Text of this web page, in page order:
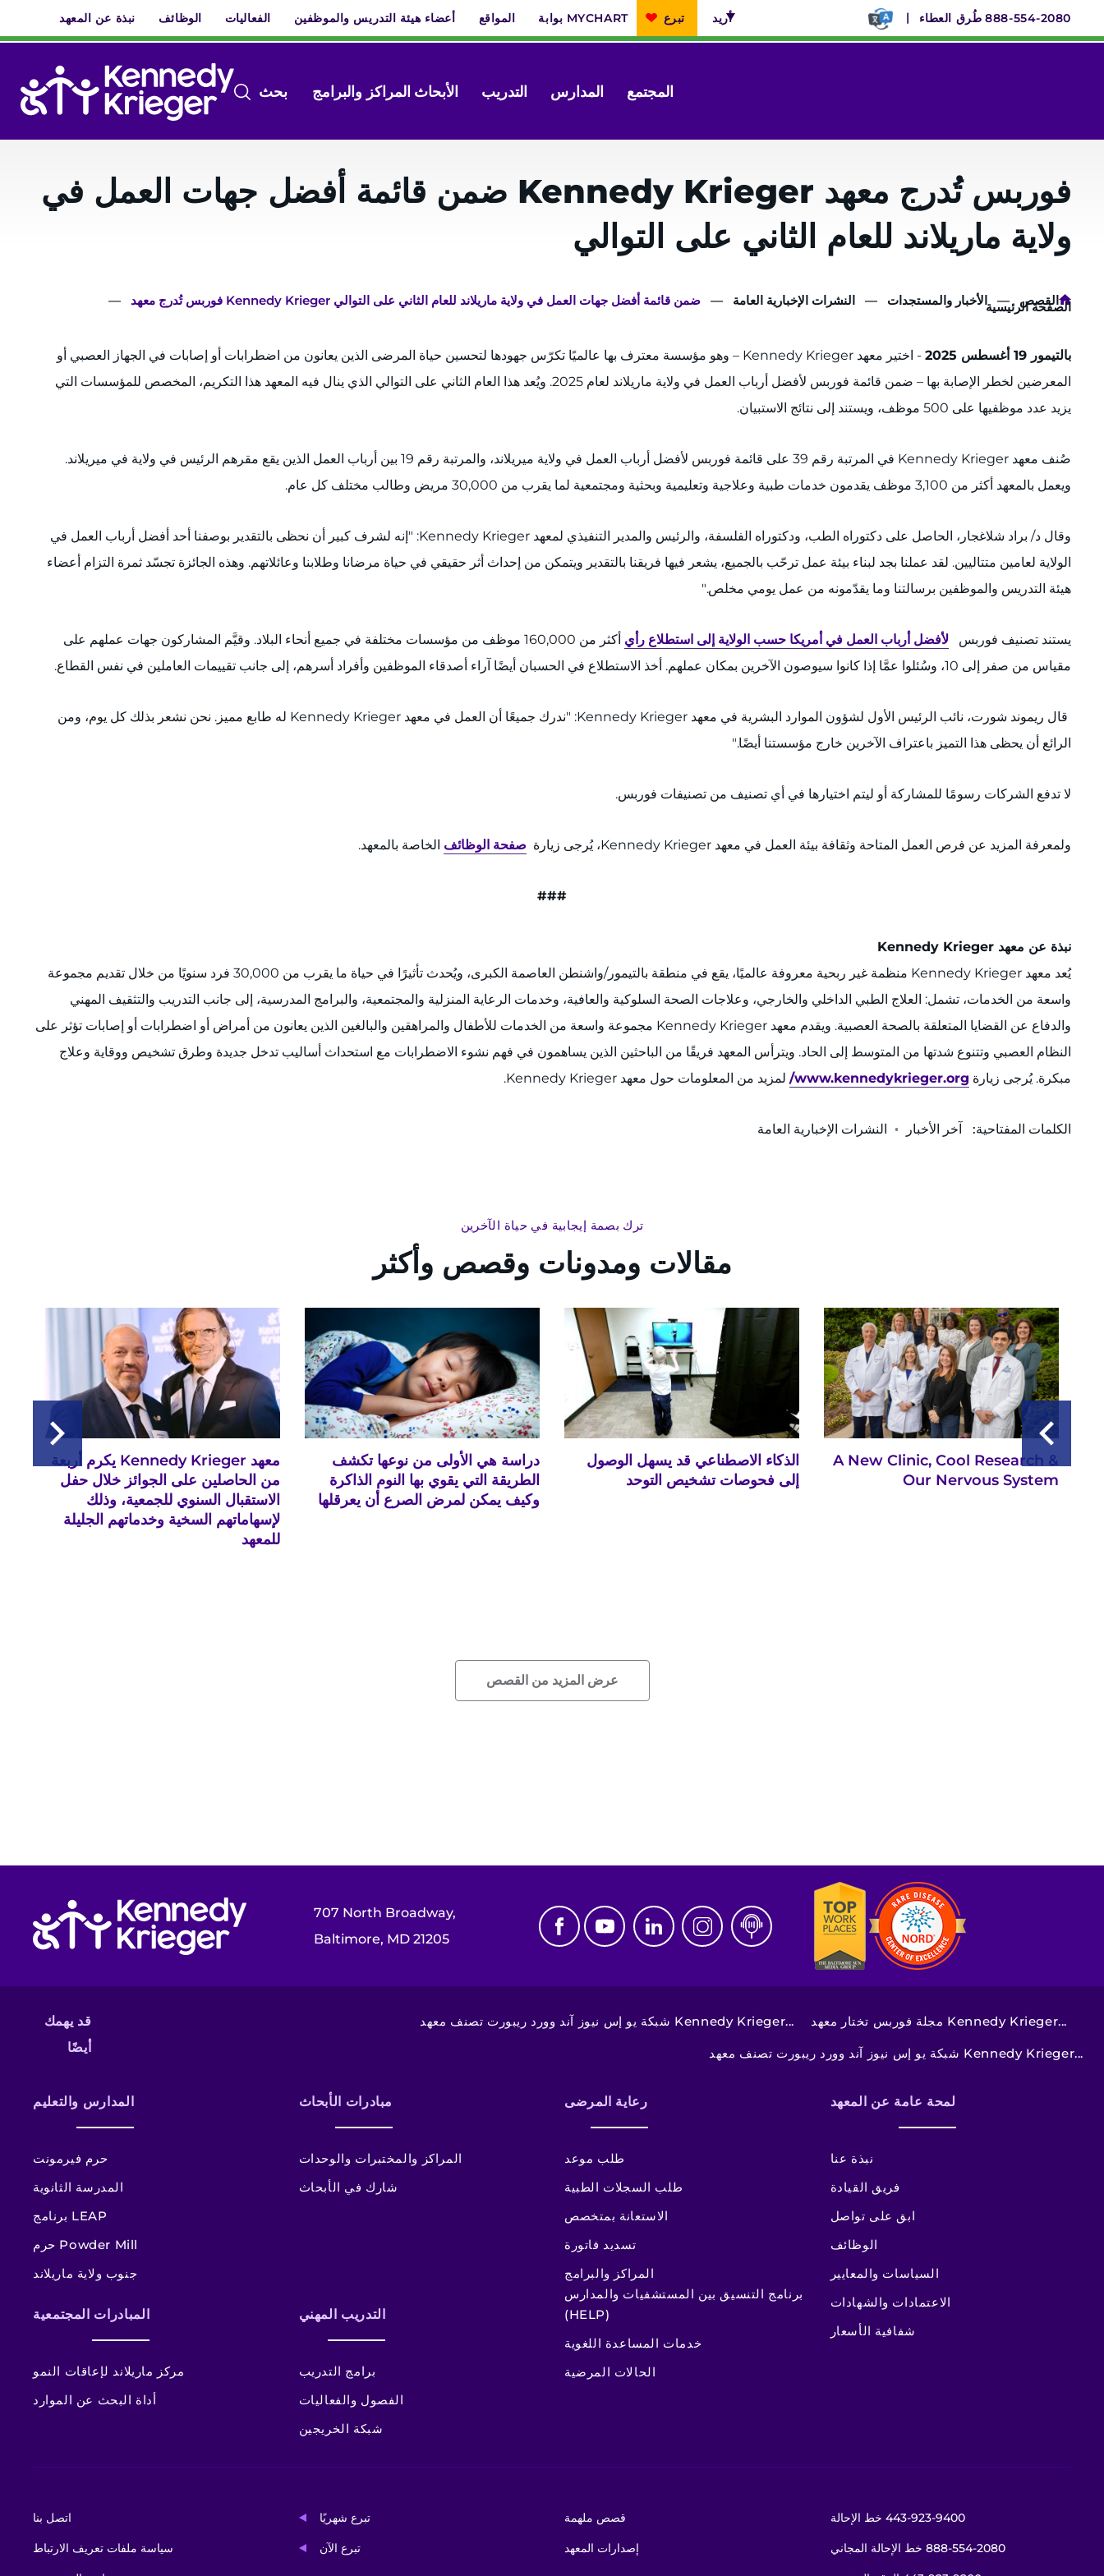
المحتوى
طُرق العطاء 888-554-2080 نبذة عن المعهد الوظائف الفعاليات أعضاء هيئة التدريس والموظفين المواقع بوابة MYCHART تبرع أريد
بحثافتح
البحث
قائمة
النظام
المراكز والبرامج الأبحاث التدريب المدارس المجتمع
فوربس تُدرج معهد Kennedy Krieger ضمن قائمة أفضل جهات العمل في
ولاية ماريلاند للعام الثاني على التوالي
التنقل
الصفحة الرئيسية
القصص الأخبار والمستجدات النشرات الإخبارية العامة فوربس تُدرج معهد Kennedy Krieger ضمن قائمة أفضل جهات العمل في ولاية ماريلاند للعام الثاني على التوالي
بالتيمور 19 أغسطس 2025
- اختير معهد Kennedy Krieger – وهو مؤسسة معترف بها عالميًا تكرّس جهودها لتحسين حياة المرضى الذين يعانون من اضطرابات أو إصابات في الجهاز العصبي أو
المعرضين لخطر الإصابة بها – ضمن قائمة فوربس لأفضل أرباب العمل في ولاية ماريلاند لعام 2025. ويُعد هذا العام الثاني على التوالي الذي ينال فيه المعهد هذا التكريم، المخصص للمؤسسات التي
يزيد عدد موظفيها على 500 موظف، ويستند إلى نتائج الاستبيان.
صُنف معهد Kennedy Krieger في المرتبة رقم 39 على قائمة فوربس لأفضل أرباب العمل في ولاية ميريلاند، والمرتبة رقم 19 بين أرباب العمل الذين يقع مقرهم الرئيس في ولاية في ميريلاند.
ويعمل بالمعهد أكثر من ‎3,100 موظف يقدمون خدمات طبية وعلاجية وتعليمية وبحثية ومجتمعية لما يقرب من ‎30,000 مريض وطالب مختلف كل عام.
وقال د/ براد شلاغجار، الحاصل على دكتوراه الطب، ودكتوراه الفلسفة، والرئيس والمدير التنفيذي لمعهد Kennedy Krieger: "إنه لشرف كبير أن نحظى بالتقدير بوصفنا أحد أفضل أرباب العمل في
الولاية لعامين متتاليين. لقد عملنا بجد لبناء بيئة عمل ترحّب بالجميع، يشعر فيها فريقنا بالتقدير ويتمكن من إحداث أثر حقيقي في حياة مرضانا وطلابنا وعائلاتهم. وهذه الجائزة تجسّد ثمرة التزام أعضاء
هيئة التدريس والموظفين برسالتنا وما يقدّمونه من عمل يومي مخلص."
يستند تصنيف فوربس ‏ لأفضل أرباب العمل في أمريكا حسب الولاية إلى استطلاع رأي
أكثر من ‎160,000 موظف من مؤسسات مختلفة في جميع أنحاء البلاد. وقيَّم المشاركون جهات عملهم على
مقياس من صفر إلى 10، وسُئلوا عمَّا إذا كانوا سيوصون الآخرين بمكان عملهم. أخذ الاستطلاع في الحسبان أيضًا آراء أصدقاء الموظفين وأفراد أسرهم، إلى جانب تقييمات العاملين في نفس القطاع.
قال ريموند شورت، نائب الرئيس الأول لشؤون الموارد البشرية في معهد Kennedy Krieger: "ندرك جميعًا أن العمل في معهد Kennedy Krieger له طابع مميز. نحن نشعر بذلك كل يوم، ومن
الرائع أن يحظى هذا التميز باعتراف الآخرين خارج مؤسستنا أيضًا."
لا تدفع الشركات رسومًا للمشاركة أو ليتم اختيارها في أي تصنيف من تصنيفات فوربس.
ولمعرفة المزيد عن فرص العمل المتاحة وثقافة بيئة العمل في معهد Kennedy Krieger، يُرجى زيارة صفحة الوظائف الخاصة بالمعهد.
###
نبذة عن معهد Kennedy Krieger
يُعد معهد Kennedy Krieger منظمة غير ربحية معروفة عالميًا، يقع في منطقة بالتيمور/واشنطن العاصمة الكبرى، ويُحدث تأثيرًا في حياة ما يقرب من 30,000 فرد سنويًا من خلال تقديم مجموعة
واسعة من الخدمات، تشمل: العلاج الطبي الداخلي والخارجي، وعلاجات الصحة السلوكية والعافية، وخدمات الرعاية المنزلية والمجتمعية، والبرامج المدرسية، إلى جانب التدريب والتثقيف المهني
والدفاع عن القضايا المتعلقة بالصحة العصبية. ويقدم معهد Kennedy Krieger مجموعة واسعة من الخدمات للأطفال والمراهقين والبالغين الذين يعانون من أمراض أو اضطرابات أو إصابات تؤثر على
النظام العصبي وتتنوع شدتها من المتوسط إلى الحاد. ويترأس المعهد فريقًا من الباحثين الذين يساهمون في فهم نشوء الاضطرابات مع استحداث أساليب تدخل جديدة وطرق تشخيص ووقاية وعلاج
مبكرة. يُرجى زيارة www.kennedykrieger.org/ لمزيد من المعلومات حول معهد Kennedy Krieger.
الكلمات المفتاحية: آخر الأخبار النشرات الإخبارية العامة
ترك بصمة إيجابية في حياة الآخرين
مقالات ومدونات وقصص وأكثر
A New Clinic, Cool Research &
Our Nervous System
الذكاء الاصطناعي قد يسهل الوصول
إلى فحوصات تشخيص التوحد
دراسة هي الأولى من نوعها تكشف
الطريقة التي يقوي بها النوم الذاكرة
وكيف يمكن لمرض الصرع أن يعرقلها
معهد ‪Kennedy Krieger‬​​​​​​​ يكرم أربعة
من الحاصلين على الجوائز خلال حفل
الاستقبال السنوي للجمعية، وذلك
لإسهاماتهم السخية وخدماتهم الجليلة
للمعهد
عرض المزيد من القصص
707 North Broadway,
Baltimore, MD 21205
قد يهمك
أيضًا
شبكة يو إس نيوز آند وورد ريبورت تصنف معهد ‪Kennedy Krieger‬​​​​​​​... مجلة فوربس تختار معهد ‪Kennedy Krieger‬...
شبكة يو إس نيوز آند وورد ريبورت تصنف معهد ‪Kennedy Krieger‬​​​​​​​...
لمحة عامة عن المعهد
نبذة عنا
فريق القيادة
ابق على تواصل
الوظائف
السياسات والمعايير
الاعتمادات والشهادات
رعاية المرضى
طلب موعد
طلب السجلات الطبية
الاستعانة بمتخصص
تسديد فاتورة
المراكز والبرامج
برنامج التنسيق بين المستشفيات والمدارس
(HELP)
خدمات المساعدة اللغوية
الحالات المرضية
مبادرات الأبحاث
المراكز والمختبرات والوحدات
شارك في الأبحاث
المدارس والتعليم
حرم فيرمونت
المدرسة الثانوية
برنامج LEAP
حرم Powder Mill
جنوب ولاية ماريلاند
التدريب المهني
برامج التدريب
الفصول والفعاليات
شبكة الخريجين
المبادرات المجتمعية
مركز ماريلاند لإعاقات النمو
أداة البحث عن الموارد
443-923-9400
888-554-2080
قصص ملهمة
إصدارات المعهد
تبرع شهريًا
تبرع الآن
اتصل بنا
سياسة ملفات تعريف الارتباط